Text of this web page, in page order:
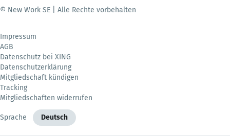
© New Work SE | Alle Rechte vorbehalten
Impressum
AGB
Datenschutz bei XING
Datenschutzerklärung
Mitgliedschaft kündigen
Tracking
Mitgliedschaften widerrufen
Sprache Deutsch